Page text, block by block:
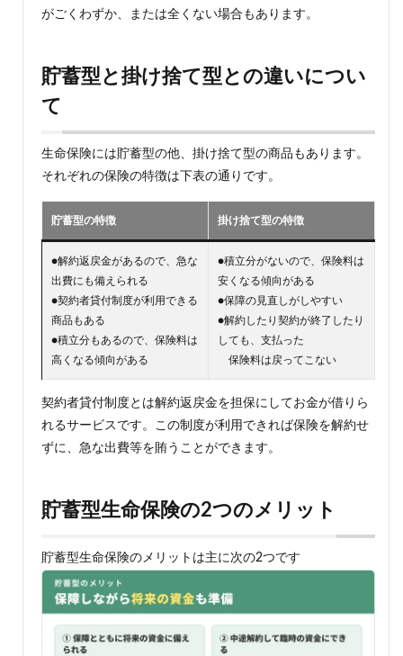
2つ
のデ
4.1
担が
かな
くな
る場
合も
4.2
2.中途
解約
イミ
ング
によ
ずか
な返
戻金
しか
ない
生命
保険
の貯
蓄型
商品
にい
つ加
がごくわずか、または全くない場合もあります。
貯蓄型と掛け捨て型との違いについ
て
生命保険には貯蓄型の他、掛け捨て型の商品もあります。
それぞれの保険の特徴は下表の通りです。
貯蓄型の特徴 掛け捨て型の特徴
●解約返戻金があるので、急な
出費にも備えられる
●契約者貸付制度が利用できる
商品もある
●積立分もあるので、保険料は
高くなる傾向がある
●積立分がないので、保険料は
安くなる傾向がある
●保障の見直しがしやすい
●解約したり契約が終了したり
しても、支払った
保険料は戻ってこない
契約者貸付制度とは解約返戻金を担保にしてお金が借りら
れるサービスです。この制度が利用できれば保険を解約せ
ずに、急な出費等を賄うことができます。
貯蓄型生命保険の2つのメリット
貯蓄型生命保険のメリットは主に次の2つです